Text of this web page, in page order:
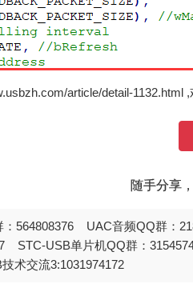
article/detail-1132.html
随手分享
：564808376 UAC音频QQ群：
STC-USB单片机QQ群：
术交流3:1031974172